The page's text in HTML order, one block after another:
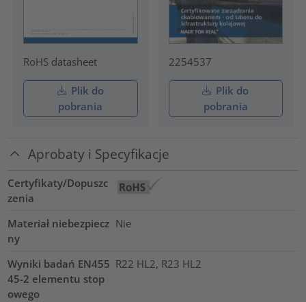
RoHS datasheet
Plik do
pobrania
2254537
Plik do
pobrania
Aprobaty i Specyfikacje
Certyfikaty/Dopuszc
zenia
Materiał niebezpiecz
ny
Nie
Wyniki badań EN455
45-2 elementu stop
owego
R22 HL2, R23 HL2